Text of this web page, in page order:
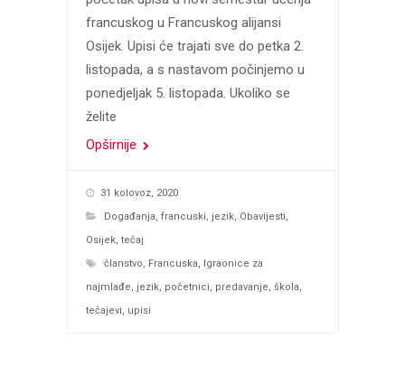
francuskog u Francuskog alijansi
Osijek. Upisi će trajati sve do petka 2.
listopada, a s nastavom počinjemo u
ponedjeljak 5. listopada. Ukoliko se
želite
Opširnije
31 kolovoz, 2020
Događanja, francuski, jezik, Obavijesti,
Osijek, tečaj
članstvo, Francuska, Igraonice za
najmlađe, jezik, početnici, predavanje, škola,
tečajevi, upisi